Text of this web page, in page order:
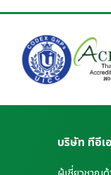
บริษัท ทีอีเ